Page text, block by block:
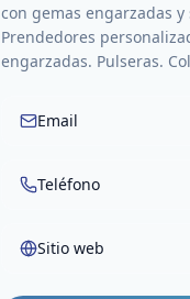
con gemas engarzadas
Prendedores
engarzadas. Pulseras.
Email
Teléfono
Sitio web